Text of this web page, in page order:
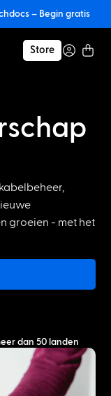
– Begin gratis
Store
groeien - met het
dan 50 landen